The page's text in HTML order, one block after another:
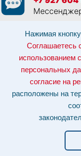
Нажимая
Соглашаетесь
использованием
персональных
согласие на
расположены на
Просматривая данный
Политикой
Разрешаете обработку
Даёте согласие на
Отозвать согласие на
info@tvpolimer.ru| по
Наши серверы
соответствии с
Сайт носит